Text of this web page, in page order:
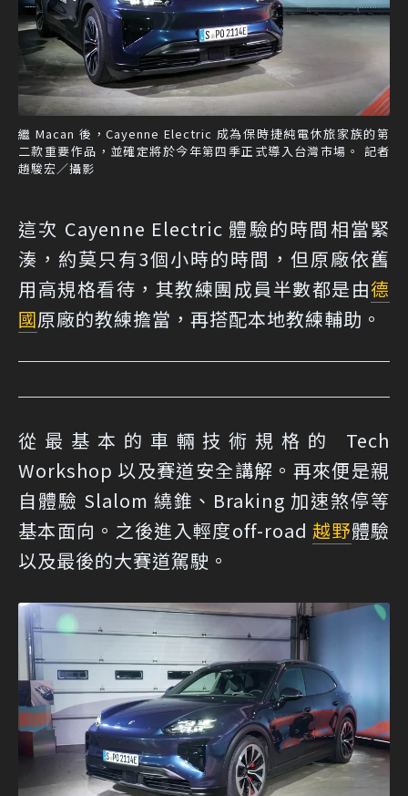
繼 Macan 後，Cayenne Electric 成為保時捷純電休旅家族的第
二款重要作品，並確定將於今年第四季正式導入台灣市場。 記者
趙駿宏／攝影
這次 Cayenne Electric 體驗的時間相當緊
湊，約莫只有3個小時的時間，但原廠依舊
用高規格看待，其教練團成員半數都是由德
國原廠的教練擔當，再搭配本地教練輔助。
從最基本的車輛技術規格的 Tech
Workshop 以及賽道安全講解。再來便是親
自體驗 Slalom 繞錐、Braking 加速煞停等
基本面向。之後進入輕度off-road 越野體驗
以及最後的大賽道駕駛。